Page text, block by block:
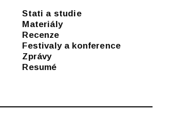
Stati a studie
Materiály
Recenze
Festivaly a konference
Zprávy
Resumé